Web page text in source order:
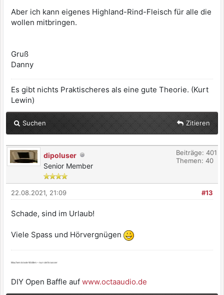
Aber ich kann eigenes Highland-Rind-Fleisch für alle die
wollen mitbringen.
Gruß
Danny
Es gibt nichts Praktischeres als eine gute Theorie. (Kurt
Lewin)
Suchen Zitieren
dipoluser
Senior Member
Beiträge: 401
Themen: 40
#13
22.08.2021, 21:09
Schade, sind im Urlaub!
Viele Spass und Hörvergnügen
Machen ist wie Wollen – nur viel krasser
DIY Open Baffle auf www.octaaudio.de